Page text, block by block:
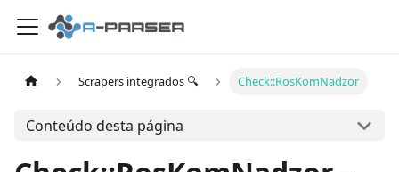
Scrapers integrados 🔍 Check::RosKomNadzor
Conteúdo desta página